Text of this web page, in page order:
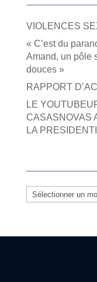
VIOLENCES
« C’est du
Amand, un pôle
douces »
RAPPORT
LE
CASASNOVAS
LA
Archives